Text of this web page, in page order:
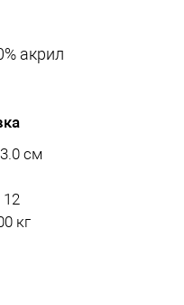
акрил
см
кг